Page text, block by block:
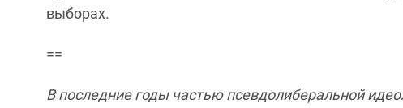
выборах.
==
В последние годы частью псевдолиберальной